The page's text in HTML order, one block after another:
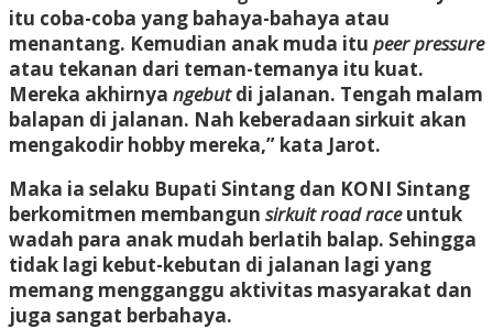
itu coba-coba yang bahaya-bahaya atau
menantang. Kemudian anak muda itu peer pressure
atau tekanan dari teman-temanya itu kuat.
Mereka akhirnya ngebutdi jalanan. Tengah malam
balapan di jalanan. Nah keberadaan sirkuit akan
mengakodir hobby mereka,” kata Jarot.
Maka ia selaku Bupati Sintang dan KONI Sintang
berkomitmen membangun sirkuit road raceuntuk
wadah para anak mudah berlatih balap. Sehingga
tidak lagi kebut-kebutan di jalanan lagi yang
memang mengganggu aktivitas masyarakat dan
juga sangat berbahaya.